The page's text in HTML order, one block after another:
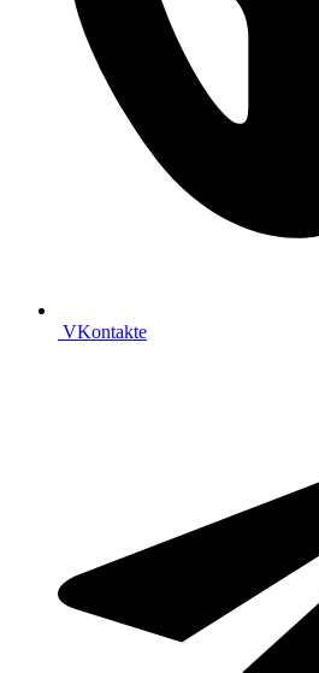
VKontakte